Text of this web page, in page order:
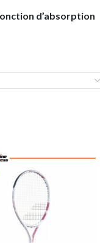
d’absorption